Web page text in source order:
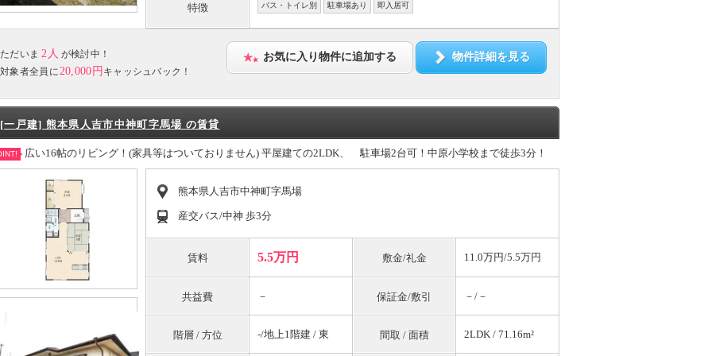
特徴 バス・トイレ別 駐車場あり 即入居可
ただいま 2人 が検討中！
対象者全員に20,000円 キャッシュバック！
お気に入り物件に追加する 物件詳細を見る
[一戸建] 熊本県人吉市中神町字馬場 の賃貸
広い16帖のリビング！(家具等はついておりません) 平屋建ての2LDK、 駐車場2台可！中原小学校まで徒歩3分！
熊本県人吉市中神町字馬場
産交バス/中神 歩3分
賃料 5.5万円 敷金/礼金 11.0万円/5.5万円
共益費 － 保証金/敷引 －/－
階層 / 方位 -/地上1階建 / 東 間取 / 面積 2LDK / 71.16m²